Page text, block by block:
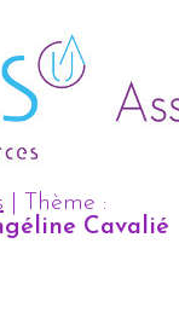
Thème :
Cavalié